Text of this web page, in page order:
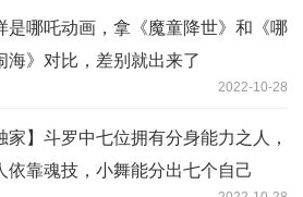
是哪吒动画，拿《魔童降世》和《哪
海》对比，差别就出来了
2022-10-28
家】斗罗中七位拥有分身能力之人，
依靠魂技，小舞能分出七个自己